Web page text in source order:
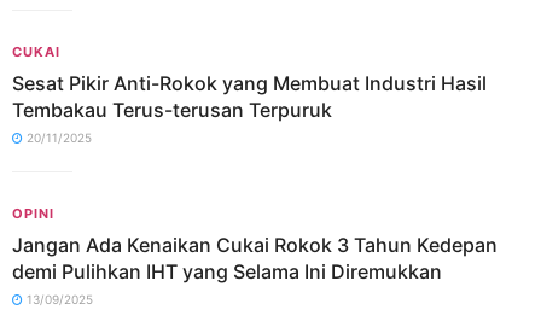
CUKAI
Sesat Pikir Anti-Rokok yang Membuat Industri Hasil
Tembakau Terus-terusan Terpuruk
20/11/2025
OPINI
Jangan Ada Kenaikan Cukai Rokok 3 Tahun Kedepan
demi Pulihkan IHT yang Selama Ini Diremukkan
13/09/2025